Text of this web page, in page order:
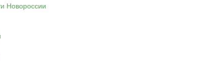
Новороссии